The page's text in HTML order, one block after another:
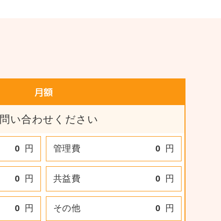
月額
い合わせください
0 円 管理費 0 円
0 円 共益費 0 円
0 円 その他 0 円